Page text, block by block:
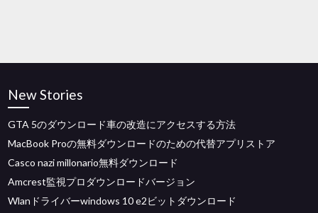
New Stories
GTA 5のダウンロード車の改造にアクセスする方法
MacBook Proの無料ダウンロードのための代替アプリストア
Casco nazi millonario無料ダウンロード
Amcrest監視プロダウンロードバージョン
Wlanドライバーwindows 10 e2ビットダウンロード